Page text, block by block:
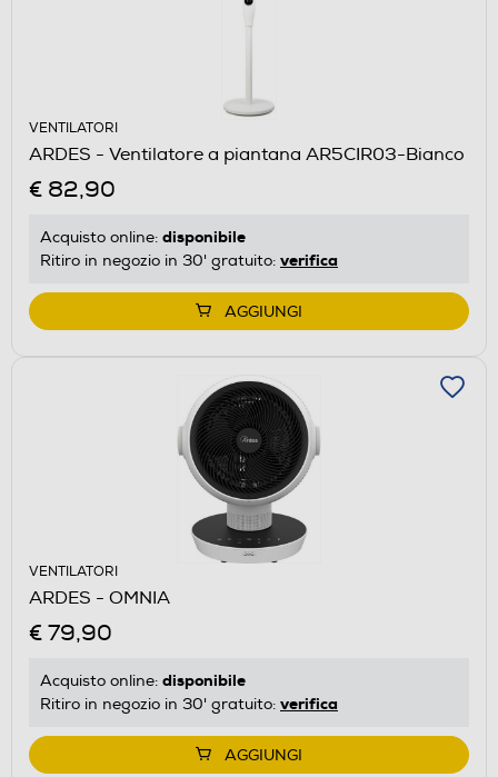
VENTILATORI
ARDES - Ventilatore a piantana AR5CIR03-Bianco
€ 82,90
Acquisto online: disponibile
Ritiro in negozio in 30' gratuito: verifica
AGGIUNGI
VENTILATORI
ARDES - OMNIA
€ 79,90
Acquisto online: disponibile
Ritiro in negozio in 30' gratuito: verifica
AGGIUNGI